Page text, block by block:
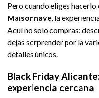
Pero cuando eliges hacerlo
Maisonnave , la
Aquí no solo compras:
dejas sorprender por la
detalles únicos.
Black Friday
experiencia cercana